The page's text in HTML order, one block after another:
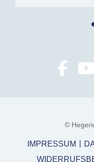
©
IMPRESSUM